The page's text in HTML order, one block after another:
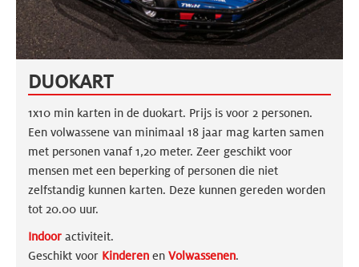
DUOKART
1x10 min karten in de duokart. Prijs is voor 2 personen.
Een volwassene van minimaal 18 jaar mag karten samen
met personen vanaf 1,20 meter. Zeer geschikt voor
mensen met een beperking of personen die niet
zelfstandig kunnen karten. Deze kunnen gereden worden
tot 20.00 uur.
Indoor activiteit.
Geschikt voor Kinderen en Volwassenen.